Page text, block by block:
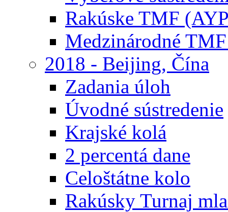
Rakúske TMF
Medzinárodné
2018 - Beijing, Čína
Zadania úloh
Úvodné sústredenie
Krajské kolá
2 percentá dane
Celoštátne kolo
Rakúsky Turnaj